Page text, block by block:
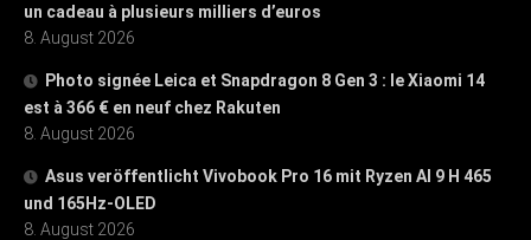
un cadeau à plusieurs milliers d’euros
8. August 2026
Photo signée Leica et Snapdragon 8 Gen 3 : le Xiaomi 14
est à 366 € en neuf chez Rakuten
8. August 2026
Asus veröffentlicht Vivobook Pro 16 mit Ryzen AI 9 H 465
und 165Hz-OLED
8. August 2026